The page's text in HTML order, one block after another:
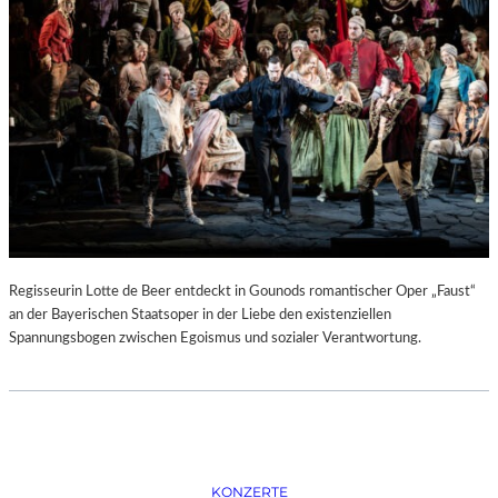
–
K
Ü
N
S
T
L
E
R
,
T
M
Regisseurin Lotte de Beer entdeckt in Gounods romantischer Oper „Faust“
an der Bayerischen Staatsoper in der Liebe den existenziellen
Spannungsbogen zwischen Egoismus und sozialer Verantwortung.
KONZERTE